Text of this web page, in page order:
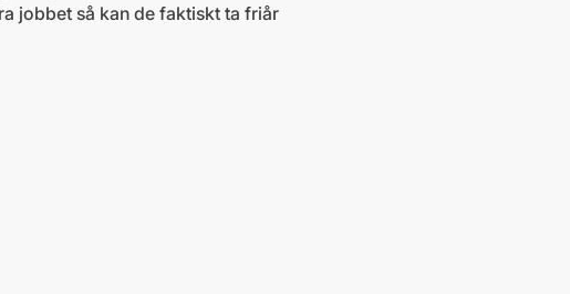
jobbet så kan de faktiskt ta friår